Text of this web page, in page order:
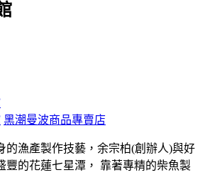
黑潮曼波商品專賣店
的漁產製作技藝，余宗柏(創辦人)與好
豐的花蓮七星潭， 靠著專精的柴魚製